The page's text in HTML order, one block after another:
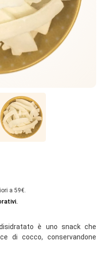
a 59€.
è uno snack che
di cocco, conservandone